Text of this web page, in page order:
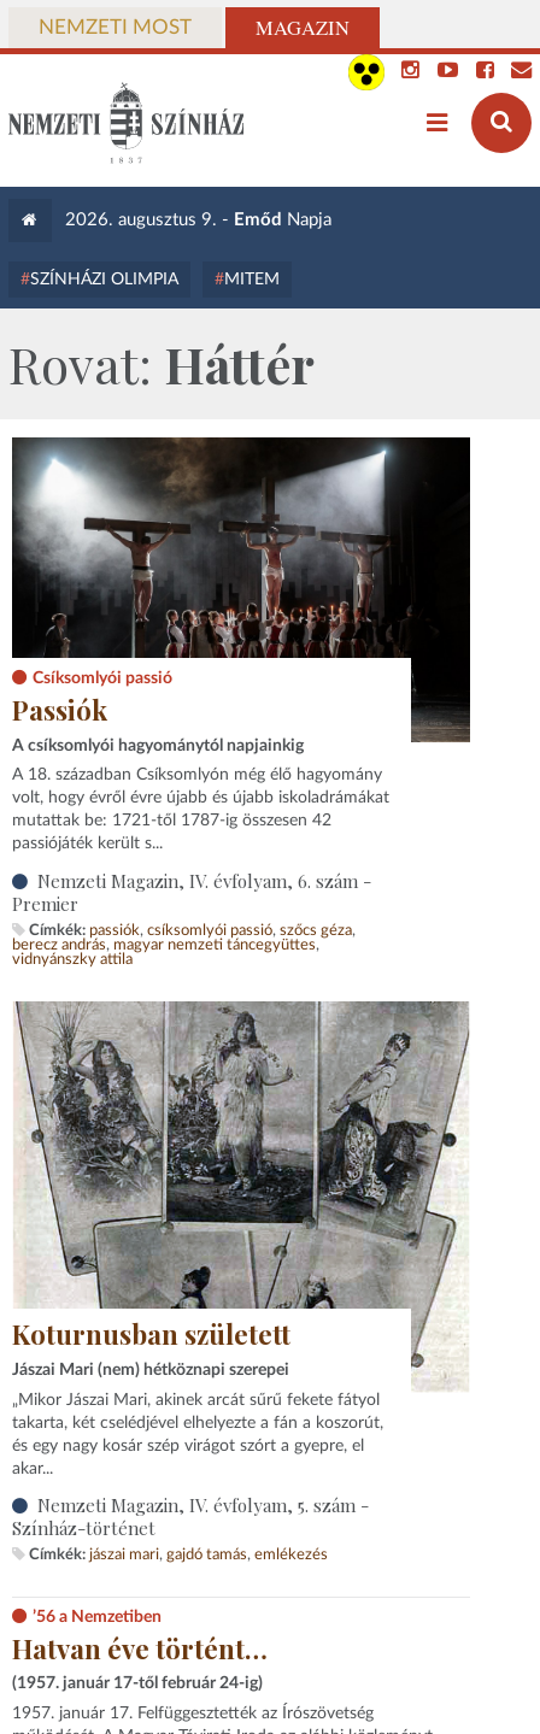
NEMZETI MOST MAGAZIN
2026. augusztus 9. - Emőd Napja
SZÍNHÁZI OLIMPIA MITEM
Rovat: Háttér
Csíksomlyói passió
Passiók
A csíksomlyói hagyománytól napjainkig
A 18. században Csíksomlyón még élő hagyomány
volt, hogy évről évre újabb és újabb iskoladrámákat
mutattak be: 1721-től 1787-ig összesen 42
passiójáték került s...
Nemzeti Magazin, IV. évfolyam, 6. szám -
Premier
Címkék: passiók csíksomlyói passió szőcs géza
berecz andrás
magyar nemzeti táncegyüttes
vidnyánszky attila
Koturnusban született
Jászai Mari (nem) hétköznapi szerepei
„Mikor Jászai Mari, akinek arcát sűrű fekete fátyol
takarta, két cselédjével elhelyezte a fán a koszorút,
és egy nagy kosár szép virágot szórt a gyepre, el
akar...
Nemzeti Magazin, IV. évfolyam, 5. szám -
Színház-történet
Címkék: jászai mari gajdó tamás emlékezés
’56 a Nemzetiben
Hatvan éve történt…
(1957. január 17-től február 24-ig)
1957. január 17. Felfüggesztették az Írószövetség